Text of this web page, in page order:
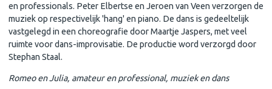
en professionals. Peter Elbertse en Jeroen van Veen verzorgen de
muziek op respectivelijk 'hang' en piano. De dans is gedeeltelijk
vastgelegd in een choreografie door Maartje Jaspers, met veel
ruimte voor dans-improvisatie. De productie word verzorgd door
Stephan Staal.
Romeo en Julia, amateur en professional, muziek en dans